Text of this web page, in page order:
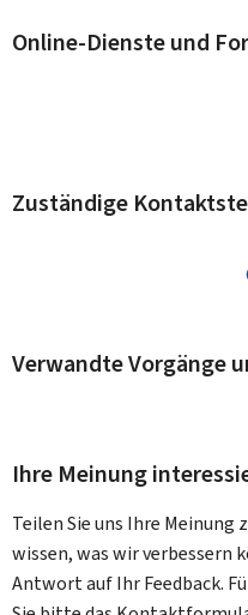
Online-Dienste und
Zuständige
Verwandte Vorgänge
Ihre Meinung
Teilen Sie uns Ihre Meinung
wissen, was wir verbessern
Antwort auf Ihr Feedback.